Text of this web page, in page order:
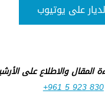
على يوتيوب
المقال والاطلاع على
+961 5 923 830